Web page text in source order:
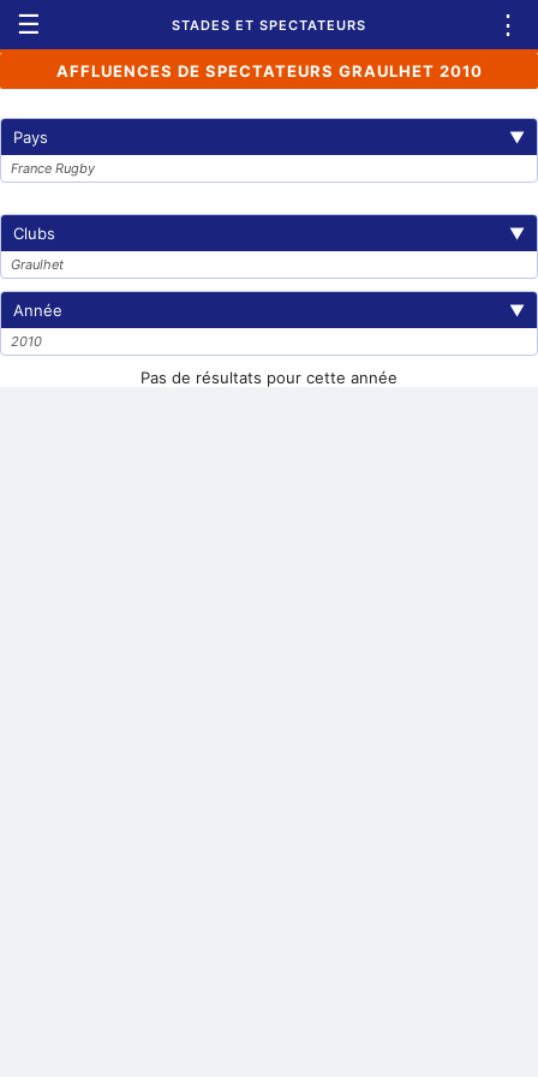
☰ STADES ET SPECTATEURS ⋮
AFFLUENCES DE SPECTATEURS GRAULHET 2010
Pays ▼
France Rugby
Clubs ▼
Graulhet
Année ▼
2010
Pas de résultats pour cette année